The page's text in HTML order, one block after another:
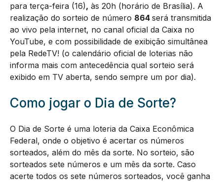
para terça-feira (16), às 20h (horário de Brasília). A
realização do sorteio de número 864 será transmitida
ao vivo pela internet, no canal oficial da Caixa no
YouTube, e com possibilidade de exibição simultânea
pela RedeTV! (o calendário oficial de loterias não
informa mais com antecedência qual sorteio será
exibido em TV aberta, sendo sempre um por dia).
Como jogar o Dia de Sorte?
O Dia de Sorte é uma loteria da Caixa Econômica
Federal, onde o objetivo é acertar os números
sorteados, além do mês da sorte. No sorteio, são
sorteados sete números e um mês da sorte. Caso
acerte todos os sete números sorteados, você ganha